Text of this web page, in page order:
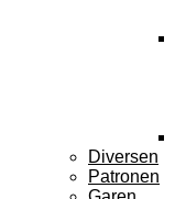
Diversen
Patronen